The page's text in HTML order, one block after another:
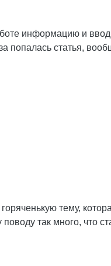
информацию и
попалась статья,
тему,
так много, что